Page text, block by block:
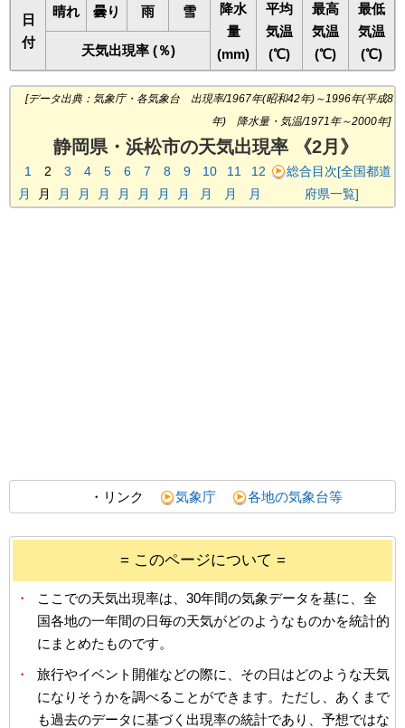
日
付
晴れ 曇り 雨 雪
降水
量
(mm)
平均
気温
(℃)
最高
気温
(℃)
最低
気温
(℃)
天気出現率 (％)
[データ出典：気象庁・各気象台 出現率/1967年(昭和42年)～1996年(平成8
年) 降水量・気温/1971年～2000年]
静岡県・浜松市の天気出現率 《2月》
1
月
2
月
3
月
4
月
5
月
6
月
7
月
8
月
9
月
10
月
11
月
12
月
総合目次[全国都道
府県一覧]
・リンク 気象庁 各地の気象台等
= このページについて =
・
ここでの天気出現率は、30年間の気象データを基に、全
国各地の一年間の日毎の天気がどのようなものかを統計的
にまとめたものです。
・
旅行やイベント開催などの際に、その日はどのような天気
になりそうかを調べることができます。ただし、あくまで
も過去のデータに基づく出現率の統計であり、予想ではな